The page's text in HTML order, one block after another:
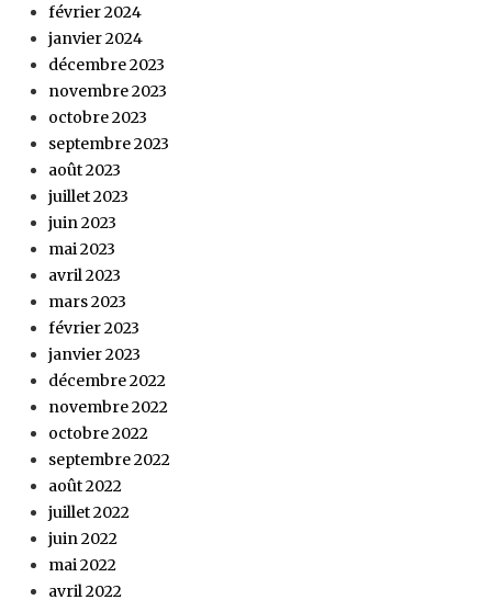
février 2024
janvier 2024
décembre 2023
novembre 2023
octobre 2023
septembre 2023
août 2023
juillet 2023
juin 2023
mai 2023
avril 2023
mars 2023
février 2023
janvier 2023
décembre 2022
novembre 2022
octobre 2022
septembre 2022
août 2022
juillet 2022
juin 2022
mai 2022
avril 2022